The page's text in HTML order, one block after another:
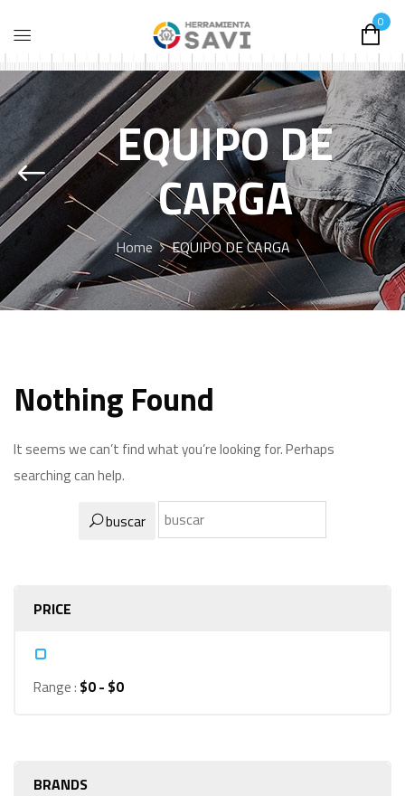
0
EQUIPO DE
CARGA
Home EQUIPO DE CARGA
PRICE
Range : $0 - $0
BRANDS
Nothing Found
It seems we can’t find what you’re looking for. Perhaps
searching can help.
buscar